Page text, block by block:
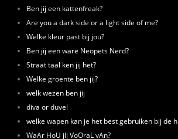
Ben jij een kattenfreak?
Are you a dark side or a light side of me?
Welke kleur past bij jou?
Ben jij een ware Neopets Nerd?
Straat taal ken jij het?
Welke groente ben jij?
welk wezen ben jij
diva or duvel
welke wapen kan je het best gebruiken bij de
WaAr HoU jIj VoOraL vAn?